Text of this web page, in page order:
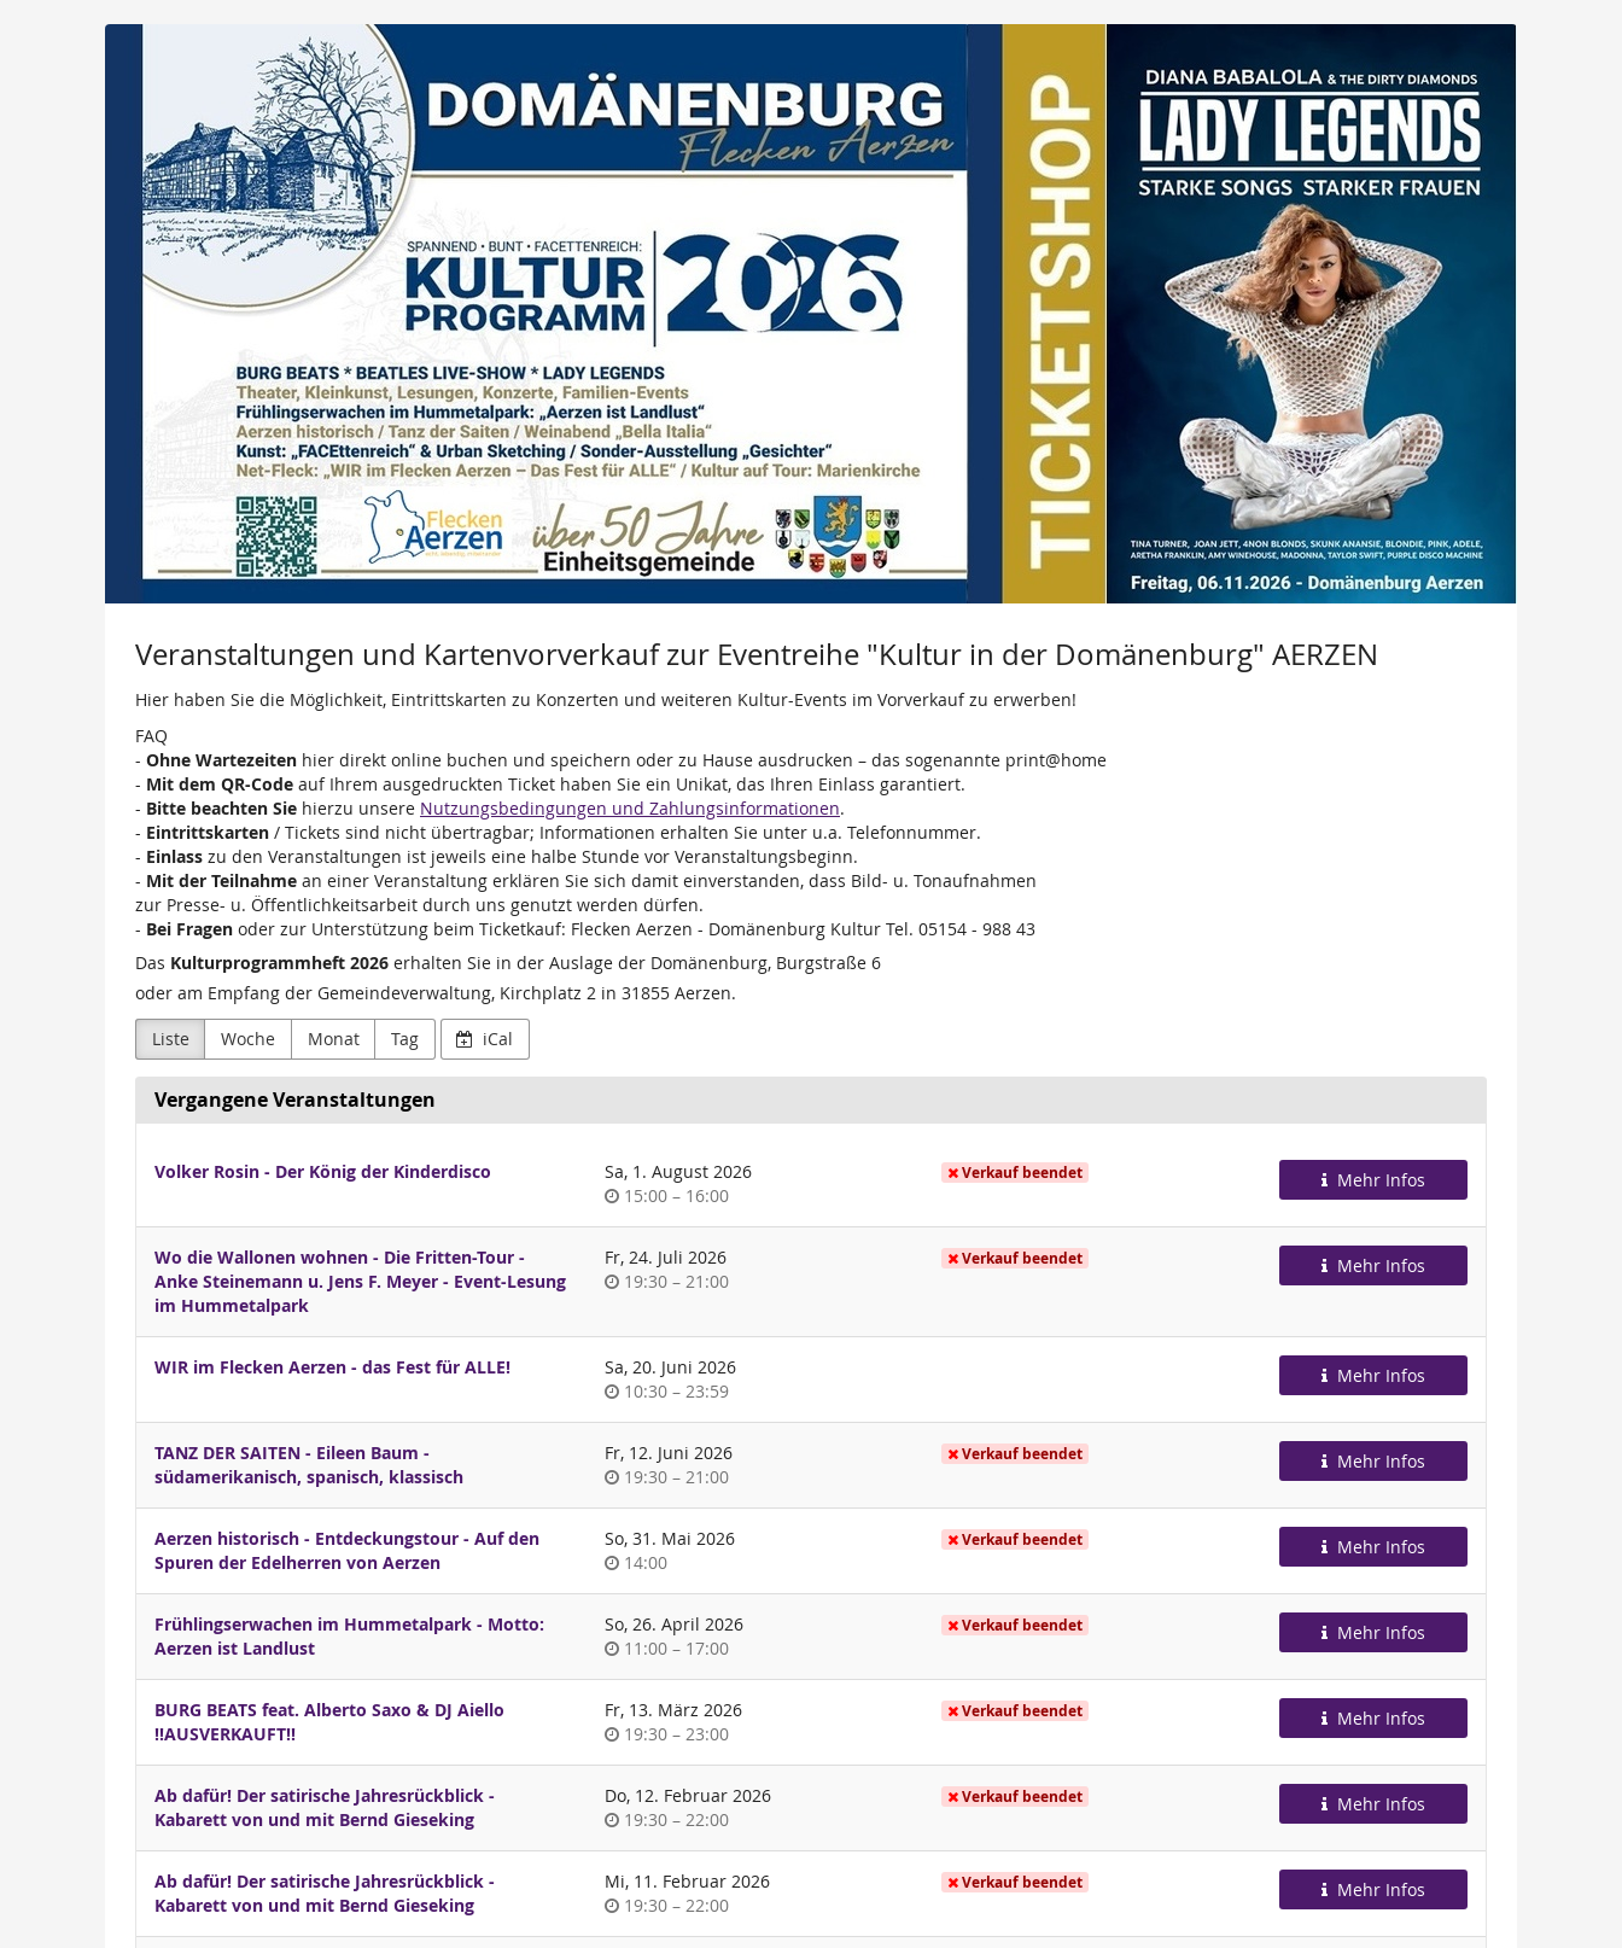
Flecken
Veranstaltungen und Kartenvorverkauf zur Eventreihe "Kultur in der Domänenburg" AERZEN
Hier haben Sie die Möglichkeit, Eintrittskarten zu Konzerten und weiteren Kultur-Events im Vorverkauf zu erwerben!
FAQ
- Ohne Wartezeiten hier direkt online buchen und speichern oder zu Hause ausdrucken – das sogenannte print@home
- Mit dem QR-Code auf Ihrem ausgedruckten Ticket haben Sie ein Unikat, das Ihren Einlass garantiert.
- Bitte beachten Sie hierzu unsere Nutzungsbedingungen und Zahlungsinformationen.
- Eintrittskarten / Tickets sind nicht übertragbar; Informationen erhalten Sie unter u.a. Telefonnummer.
- Einlass zu den Veranstaltungen ist jeweils eine halbe Stunde vor Veranstaltungsbeginn.
- Mit der Teilnahme an einer Veranstaltung erklären Sie sich damit einverstanden, dass Bild- u. Tonaufnahmen
zur Presse- u. Öffentlichkeitsarbeit durch uns genutzt werden dürfen.
- Bei Fragen oder zur Unterstützung beim Ticketkauf: Flecken Aerzen - Domänenburg Kultur Tel. 05154 - 988 43
Das Kulturprogrammheft 2026 erhalten Sie in der Auslage der Domänenburg, Burgstraße 6
oder am Empfang der Gemeindeverwaltung, Kirchplatz 2 in 31855 Aerzen.
Liste
Woche Monat Tag iCal
Vergangene Veranstaltungen
Volker Rosin - Der König der Kinderdisco
Sa, 1. August 2026
Uhrzeit
15:00 –bis
16:00
Verkauf beendet Mehr Infos
Wo die Wallonen wohnen - Die Fritten-Tour -
Anke Steinemann u. Jens F. Meyer - Event-Lesung
im Hummetalpark
Fr, 24. Juli 2026
Uhrzeit
19:30 –bis
21:00
Verkauf beendet Mehr Infos
WIR im Flecken Aerzen - das Fest für ALLE!
Sa, 20. Juni 2026
Uhrzeit
10:30 –bis
23:59
Mehr Infos
TANZ DER SAITEN - Eileen Baum -
südamerikanisch, spanisch, klassisch
Fr, 12. Juni 2026
Uhrzeit
19:30 –bis
21:00
Verkauf beendet Mehr Infos
Aerzen historisch - Entdeckungstour - Auf den
Spuren der Edelherren von Aerzen
So, 31. Mai 2026
Uhrzeit
14:00
Verkauf beendet Mehr Infos
Frühlingserwachen im Hummetalpark - Motto:
Aerzen ist Landlust
So, 26. April 2026
Uhrzeit
11:00 –bis
17:00
Verkauf beendet Mehr Infos
BURG BEATS feat. Alberto Saxo & DJ Aiello
!!AUSVERKAUFT!!
Fr, 13. März 2026
Uhrzeit
19:30 –bis
23:00
Verkauf beendet Mehr Infos
Ab dafür! Der satirische Jahresrückblick -
Kabarett von und mit Bernd Gieseking
Do, 12. Februar 2026
Uhrzeit
19:30 –bis
22:00
Verkauf beendet Mehr Infos
Ab dafür! Der satirische Jahresrückblick -
Kabarett von und mit Bernd Gieseking
Mi, 11. Februar 2026
Uhrzeit
19:30 –bis
22:00
Verkauf beendet Mehr Infos